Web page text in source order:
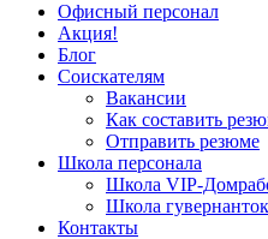
Офисный персонал
Акция!
Блог
Соискателям
Вакансии
Как составить
Отправить резюме
Школа персонала
Школа VIP-
Школа гувернанток
Контакты